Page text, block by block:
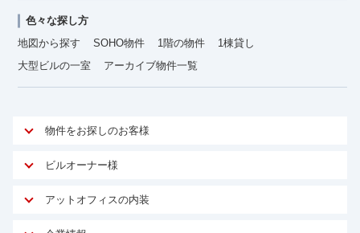
色々な探し方
地図から探す
SOHO物件 1階の物件
1棟貸し
大型ビルの一室
アーカイブ物件一覧
物件をお探しのお客様
アットオフィスが選ばれる理由
ご契約者様インタビュー
ビルオーナー様
オーナー様向けサービス
アットオフィスの内装
サービス内容